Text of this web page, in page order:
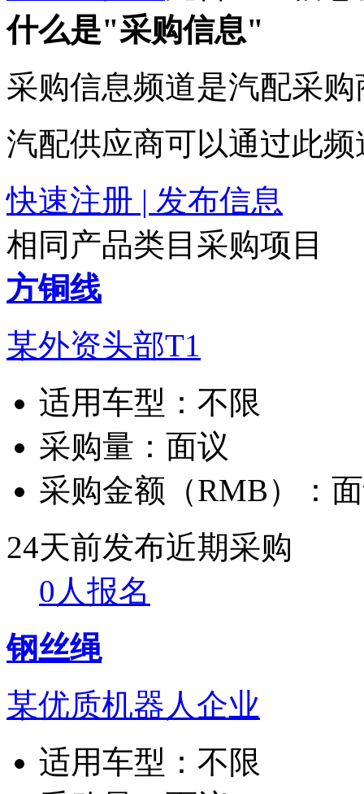
什么是"采购信息"
采购信息频道是汽配采
汽配供应商可以通过此
快速注册 | 发布信息
相同产品类目采购项目
方铜线
某外资头部T1
适用车型： 不限
采购量： 面议
采购金额（RMB）：
24天前发布近期采购
0人报名
钢丝绳
某优质机器人企业
适用车型： 不限